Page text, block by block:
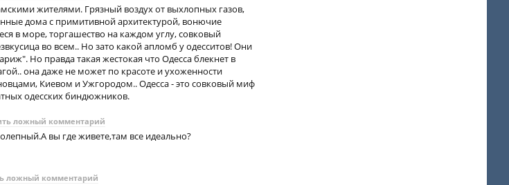
жителями. Грязный воздух от выхлопных газов,
дома с примитивной архитектурой, вонючие
в море, торгашество на каждом углу, совковый
во всем.. Но зато какой апломб у одесситов! Они
Но правда такая жестокая что Одесса блекнет в
она даже не может по красоте и ухоженности
Киевом и Ужгородом.. Одесса - это совковый миф
одесских биндюжников.
ложный комментарий
вы где живете,там все идеально?
ложный комментарий